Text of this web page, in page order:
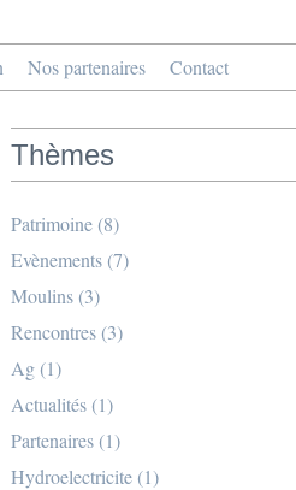
Nos partenaires Contact
Thèmes
Patrimoine (8)
Evènements (7)
Moulins (3)
Rencontres (3)
Ag (1)
Actualités (1)
Partenaires (1)
Hydroelectricite (1)